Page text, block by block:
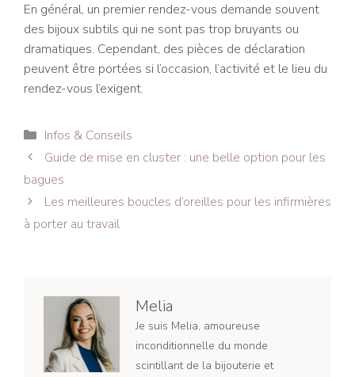
En général, un premier rendez-vous demande souvent
des bijoux subtils qui ne sont pas trop bruyants ou
dramatiques. Cependant, des pièces de déclaration
peuvent être portées si l’occasion, l’activité et le lieu du
rendez-vous l’exigent.
Catégories
Infos & Conseils
Navigation
des
articles
Guide de mise en cluster : une belle option pour les
bagues
Les meilleures boucles d’oreilles pour les infirmières
à porter au travail
Melia
Je suis Melia, amoureuse
inconditionnelle du monde
scintillant de la bijouterie et